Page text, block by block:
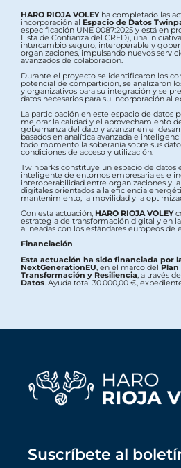
HARO RIOJA VOLEYha completado las
incorporación al Espacio de Datos
especificación UNE 0087:2025 y está en
Lista de Confianza del CRED), una
intercambio seguro, interoperable y
organizaciones, impulsando nuevos
avanzados de colaboración.
Durante el proyecto se identificaron los
potencial de compartición, se analizaron
y organizativos para su integración y se
datos necesarios para su incorporación al
La participación en este espacio de datos
mejorar la calidad y el aprovechamiento
gobernanza del dato y avanzar en el
basados en analítica avanzada e
todo momento la soberanía sobre sus
condiciones de acceso y utilización.
Twinparks constituye un espacio de datos
inteligente de entornos empresariales e
interoperabilidad entre organizaciones y
digitales orientados a la eficiencia
mantenimiento, la movilidad y la
Con esta actuación, HARO RIOJA VOLEY
estrategia de transformación digital y en
alineadas con los estándares europeos de
Financiación
Esta actuación ha sido financiada por
NextGenerationEU , en el marco delPlan
Transformación y Resiliencia , a través
Datos . Ayuda total 30.000,00 €,
Suscríbete al